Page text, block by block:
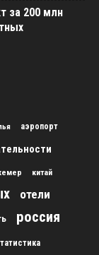
за 200 млн
аэропорт
китай
отели
россия